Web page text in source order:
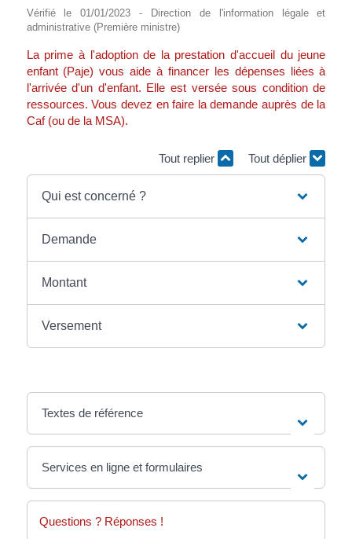
Vérifié le 01/01/2023 - Direction de l'information légale et
administrative (Première ministre)
La prime à l'adoption de la prestation d'accueil du jeune
enfant (Paje) vous aide à financer les dépenses liées à
l'arrivée d'un d'enfant. Elle est versée sous condition de
ressources. Vous devez en faire la demande auprès de la
Caf (ou de la MSA).
Tout replier Tout déplier
Qui est concerné ?
Demande
Montant
Versement
Textes de référence
Services en ligne et formulaires
Questions ? Réponses !